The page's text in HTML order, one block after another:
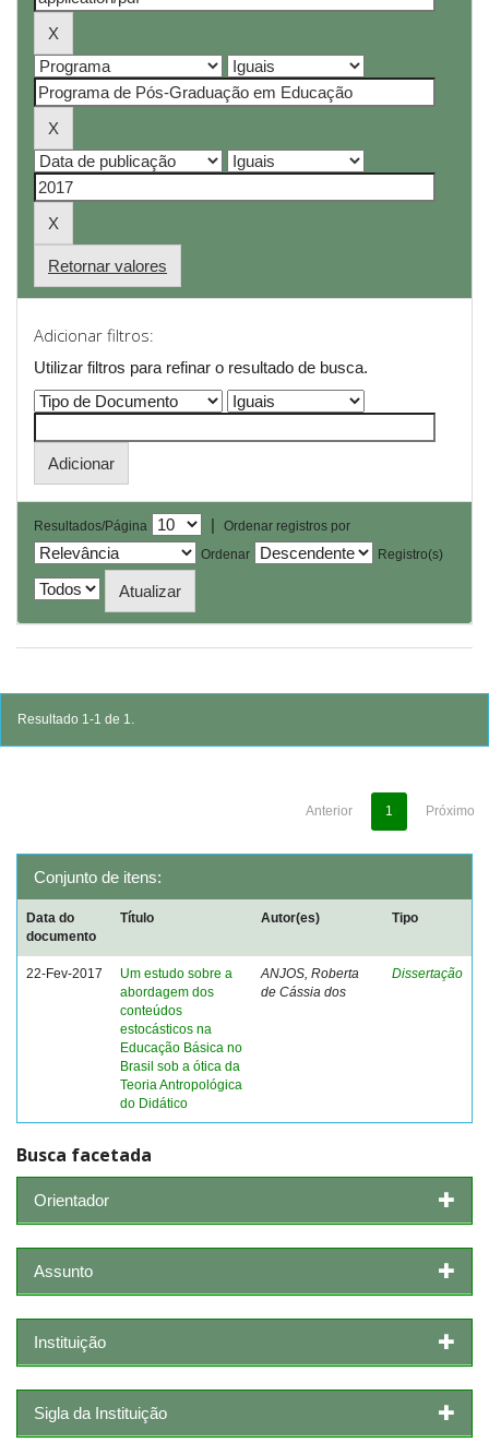
Retornar valores
Adicionar filtros:
Utilizar filtros para refinar o resultado de busca.
Resultados/Página |
Ordenar registros por
Ordenar
Registro(s)
Resultado 1-1 de 1.
Anterior 1 Próximo
Conjunto de itens:
Data do
documento
Título Autor(es) Tipo
22-Fev-2017
Um estudo sobre a
abordagem dos
conteúdos
estocásticos na
Educação Básica no
Brasil sob a ótica da
Teoria Antropológica
do Didático
ANJOS, Roberta
de Cássia dos
Dissertação
Busca facetada
Orientador
Assunto
Instituição
Sigla da Instituição